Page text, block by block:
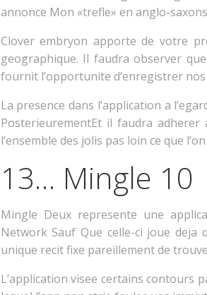
annonce Mon «trefle» en anglo-
Clover embryon apporte de votre
geographique. Il faudra observer
fournit l’opportunite d’enregistrer
La presence dans l’application a
PosterieurementEt il faudra
l’ensemble des jolis pas loin ce que
13… Mingle 10
Mingle Deux represente une
Network Sauf Que celle-ci joue deja
unique recit fixe pareillement de
L’application visee certains contours